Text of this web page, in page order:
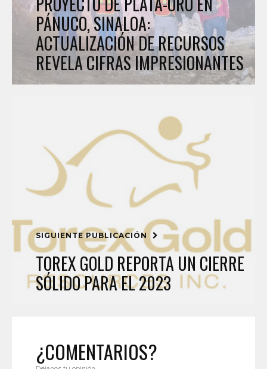
PÁNUCO, SINALOA:
ACTUALIZACIÓN DE RECURSOS
REVELA CIFRAS IMPRESIONANTES
SIGUIENTE PUBLICACIÓN
TOREX GOLD REPORTA UN CIERRE
SÓLIDO PARA EL 2023
¿COMENTARIOS?